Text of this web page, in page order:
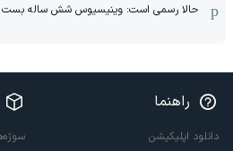
حالا رسمی است: وینیسیوس شش ساله بست
راهنما
دانلود اپلیکیشن